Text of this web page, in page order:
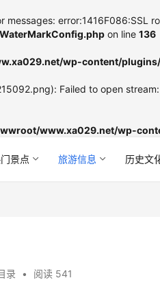
messages:
on line 136
wp-content/
Failed to open
www.xa029.net/wp-
景点 旅游信息 历史文
录 • 阅读 541